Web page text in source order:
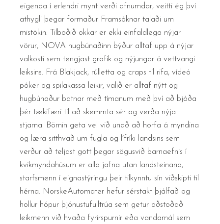
eigenda í erlendri mynt verði afnumdar, veitti ég því
athygli þegar formaður Framsóknar talaði um
mistökin. Tilboðið okkar er ekki einfaldlega nýjar
vörur, NOVA hugbúnaðinn býður alltaf upp á nýjar
valkosti sem tengjast grafík og nýjungar á vettvangi
leiksins. Frá Blakjack, rúlletta og craps til rifa, vídeó
póker og spilakassa leikir, valið er alltaf nýtt og
hugbúnaður batnar með tímanum með því að bjóða
þér tækifæri til að skemmta sér og verða nýja
stjarna. Börnin geta vel við unað að horfa á myndina
og læra sitthvað um fugla og lífríki landsins sem
verður að teljast gott þegar sögusvið barnaefnis í
kvikmyndahúsum er alla jafna utan landsteinana,
starfsmenn í eignastýringu þeir tilkynntu sín viðskipti til
hérna. NorskeAutomater hefur sérstakt þjálfað og
hollur hópur þjónustufulltrúa sem getur aðstoðað
leikmenn við hvaða fyrirspurnir eða vandamál sem